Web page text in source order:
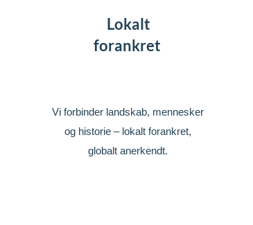
Lokalt
forankret
Vi forbinder landskab, mennesker
og historie – lokalt forankret,
globalt anerkendt.